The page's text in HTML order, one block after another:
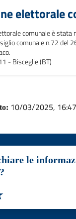
elettorale
comunale è stata
comunale n.72 del
- Bisceglie (BT)
10/03/2025, 16:47
le
5 stelle su 5
stelle su 5
su 5
su 5